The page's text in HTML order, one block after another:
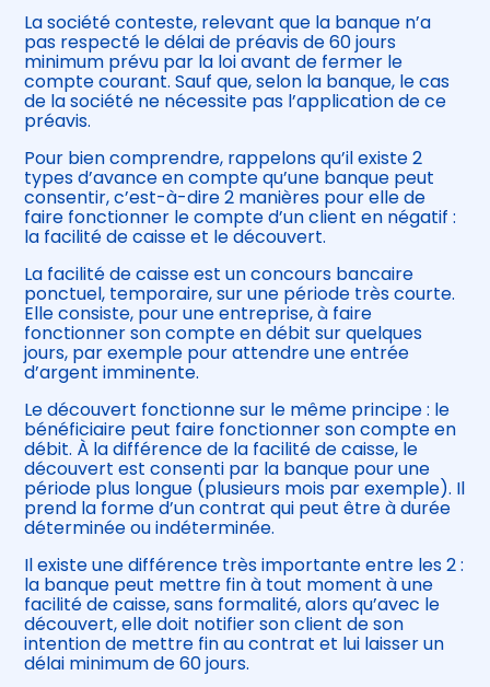
La société conteste, relevant que la banque n’a
pas respecté le délai de préavis de 60 jours
minimum prévu par la loi avant de fermer le
compte courant. Sauf que, selon la banque, le cas
de la société ne nécessite pas l’application de ce
préavis.
Pour bien comprendre, rappelons qu’il existe 2
types d’avance en compte qu’une banque peut
consentir, c’est-à-dire 2 manières pour elle de
faire fonctionner le compte d’un client en négatif :
la facilité de caisse et le découvert.
La facilité de caisse est un concours bancaire
ponctuel, temporaire, sur une période très courte.
Elle consiste, pour une entreprise, à faire
fonctionner son compte en débit sur quelques
jours, par exemple pour attendre une entrée
d’argent imminente.
Le découvert fonctionne sur le même principe : le
bénéficiaire peut faire fonctionner son compte en
débit. À la différence de la facilité de caisse, le
découvert est consenti par la banque pour une
période plus longue (plusieurs mois par exemple). Il
prend la forme d’un contrat qui peut être à durée
déterminée ou indéterminée.
Il existe une différence très importante entre les 2 :
la banque peut mettre fin à tout moment à une
facilité de caisse, sans formalité, alors qu’avec le
découvert, elle doit notifier son client de son
intention de mettre fin au contrat et lui laisser un
délai minimum de 60 jours.